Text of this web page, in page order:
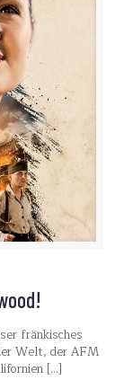
fränkisches
Welt, der AFM
[…]